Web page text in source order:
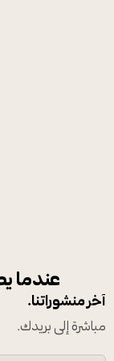
عندما
آخر منشوراتنا.
مباشرة إلى بريدك.